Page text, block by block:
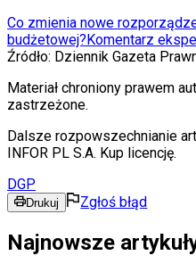
Co zmienia nowe
budżetowej?Komentarz
Źródło: Dziennik Gazeta
Materiał chroniony prawem
zastrzeżone.
Dalsze rozpowszechnianie
INFOR PL S.A. Kup licencję.
DGP
Drukuj Zgłoś błąd
Najnowsze